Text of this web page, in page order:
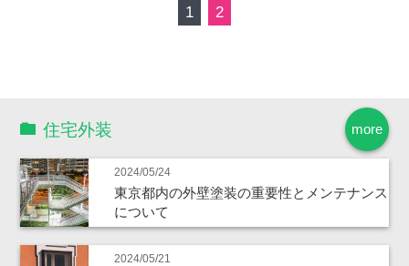
1 2
more
住宅外装
2024/05/24
東京都内の外壁塗装の重要性とメンテナンス
について
2024/05/21